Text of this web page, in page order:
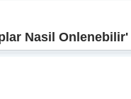
Nasil Onlenebilir'